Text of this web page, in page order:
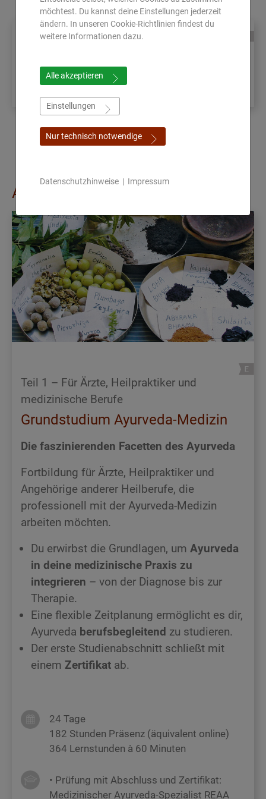
Praxis der Manualtherapie 1
11.08.2026 - 16.08.2026
Tage | DE-Birstein
Ausbildungen
Teil 1 – Für Ärzte, Heilpraktiker und
medizinische Berufe
Grundstudium Ayurveda-Medizin
Die faszinierenden Facetten des Ayurveda
Fortbildung für Ärzte, Heilpraktiker und
Angehörige anderer Heilberufe, die
professionell mit der Ayurveda-Medizin
arbeiten möchten.
Du erwirbst die Grundlagen, um Ayurveda
in deine medizinische Praxis zu
integrieren – von der Diagnose bis zur
Therapie.
Eine flexible Zeitplanung ermöglicht es dir,
Ayurveda berufsbegleitend zu studieren.
Der erste Studienabschnitt schließt mit
einem Zertifikat ab.
24 Tage
182 Stunden Präsenz (äquivalent online)
364 Lernstunden à 60 Minuten
• Prüfung mit Abschluss und Zertifikat:
Medizinischer Ayurveda-Spezialist REAA
möchtest. Du kannst deine Einstellungen jederzeit
ändern. In unseren Cookie-Richtlinien findest du
weitere Informationen dazu.
Alle akzeptieren
Einstellungen
Nur technisch notwendige
Datenschutzhinweise | Impressum